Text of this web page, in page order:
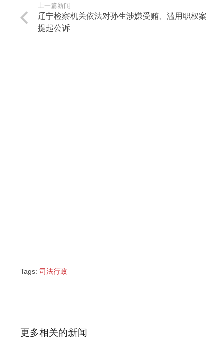
上一篇新闻
辽宁检察机关依法对孙生涉嫌受贿、滥用职权案
提起公诉
Tags: 司法行政
更多相关的新闻